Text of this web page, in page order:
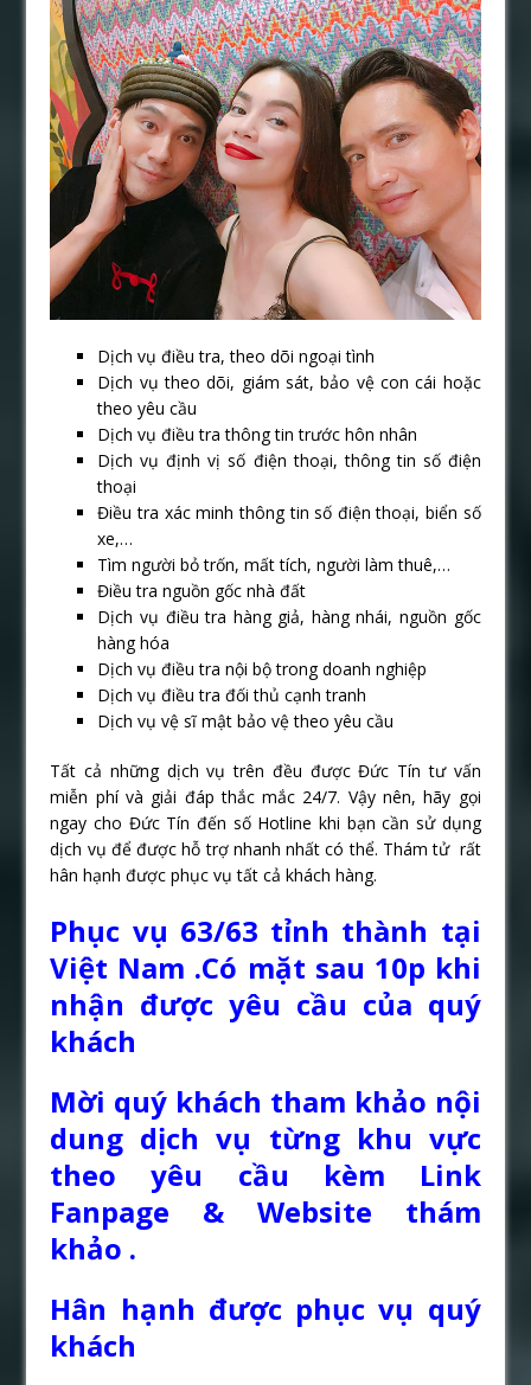
Dịch vụ điều tra, theo dõi ngoại tình
Dịch vụ theo dõi, giám sát, bảo vệ con cái hoặc
theo yêu cầu
Dịch vụ điều tra thông tin trước hôn nhân
Dịch vụ định vị số điện thoại, thông tin số điện
thoại
Điều tra xác minh thông tin số điện thoại, biển số
xe,…
Tìm người bỏ trốn, mất tích, người làm thuê,…
Điều tra nguồn gốc nhà đất
Dịch vụ điều tra hàng giả, hàng nhái, nguồn gốc
hàng hóa
Dịch vụ điều tra nội bộ trong doanh nghiệp
Dịch vụ điều tra đối thủ cạnh tranh
Dịch vụ vệ sĩ mật bảo vệ theo yêu cầu
Tất cả những dịch vụ trên đều được Đức Tín tư vấn
miễn phí và giải đáp thắc mắc 24/7. Vậy nên, hãy gọi
ngay cho Đức Tín đến số Hotline khi bạn cần sử dụng
dịch vụ để được hỗ trợ nhanh nhất có thể. Thám tử rất
hân hạnh được phục vụ tất cả khách hàng.
Phục vụ 63/63 tỉnh thành tại
Việt Nam .Có mặt sau 10p khi
nhận được yêu cầu của quý
khách
Mời quý khách tham khảo nội
dung dịch vụ từng khu vực
theo yêu cầu kèm Link
Fanpage & Website thám
khảo .
Hân hạnh được phục vụ quý
khách